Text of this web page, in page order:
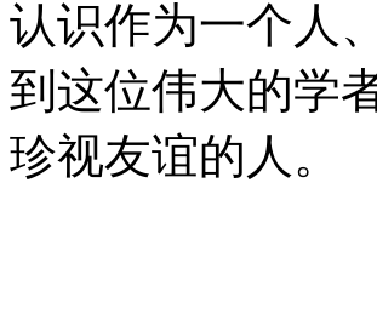
认识作为一个人
到这位伟大的学
珍视友谊的人。